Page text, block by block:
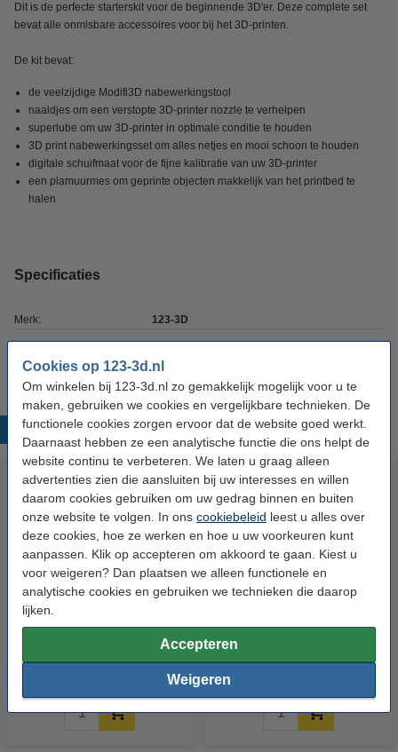
Cookies op 123-3d.nl
Om winkelen bij 123-3d.nl zo gemakkelijk mogelijk voor u te
maken, gebruiken we cookies en vergelijkbare technieken. De
functionele cookies zorgen ervoor dat de website goed werkt.
Daarnaast hebben ze een analytische functie die ons helpt de
website continu te verbeteren. We laten u graag alleen
advertenties zien die aansluiten bij uw interesses en willen
daarom cookies gebruiken om uw gedrag binnen en buiten
onze website te volgen. In ons cookiebeleid leest u alles over
deze cookies, hoe ze werken en hoe u uw voorkeuren kunt
aanpassen. Klik op accepteren om akkoord te gaan. Kiest u
voor weigeren? Dan plaatsen we alleen functionele en
analytische cookies en gebruiken we technieken die daarop
lijken.
Accepteren
Weigeren
Dit is de perfecte starterskit voor de beginnende 3D'er. Deze complete set
bevat alle onmisbare accessoires voor bij het 3D-printen.
De kit bevat:
de veelzijdige Modifi3D nabewerkingstool
naaldjes om een verstopte 3D-printer nozzle te verhelpen
superlube om uw 3D-printer in optimale conditie te houden
3D print nabewerkingsset om alles netjes en mooi schoon te houden
digitale schuifmaat voor de fijne kalibratie van uw 3D-printer
een plamuurmes om geprinte objecten makkelijk van het printbed te
halen
Specificaties
Merk: 123-3D
Populaire producten
Heated bed klemmen (set van 4)
€ 6,50 Incl. 21% BTW
3DLAC hechtspray (400 ml)
€ 11,50 Incl. 21% BTW